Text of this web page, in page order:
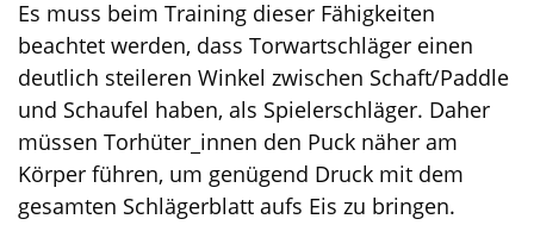
Es muss beim Training dieser Fähigkeiten
beachtet werden, dass Torwartschläger einen
deutlich steileren Winkel zwischen Schaft/Paddle
und Schaufel haben, als Spielerschläger. Daher
müssen Torhüter_innen den Puck näher am
Körper führen, um genügend Druck mit dem
gesamten Schlägerblatt aufs Eis zu bringen.